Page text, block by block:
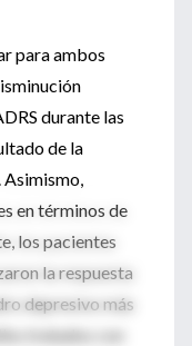
para ambos
durante las
de la
en términos de
los pacientes
la respuesta
depresivo más
tratados con